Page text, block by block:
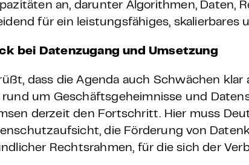
an, darunter Algorithmen, Daten,
für ein leistungsfähiges, skalierbares
bei Datenzugang und Umsetzung
dass die Agenda auch Schwächen
um Geschäftsgeheimnisse und
derzeit den Fortschritt. Hier muss
die Förderung von
Rechtsrahmen, für die sich der